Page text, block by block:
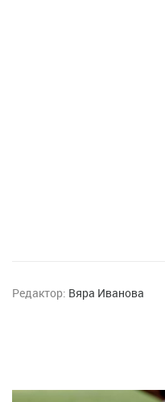
Редактор: Вяра Иванова